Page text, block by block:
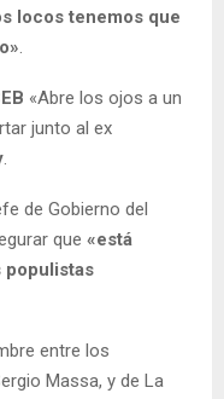
locos tenemos que
.
«Abre los ojos a un
junto al ex
.
de Gobierno del
que «está
populistas
entre los
Massa, y de La